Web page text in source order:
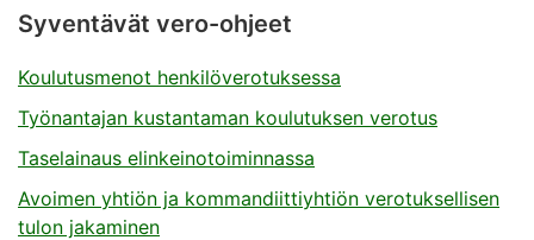
Syventävät vero-ohjeet
Koulutusmenot henkilöverotuksessa
Työnantajan kustantaman koulutuksen verotus
Taselainaus elinkeinotoiminnassa
Avoimen yhtiön ja kommandiittiyhtiön verotuksellisen
tulon jakaminen